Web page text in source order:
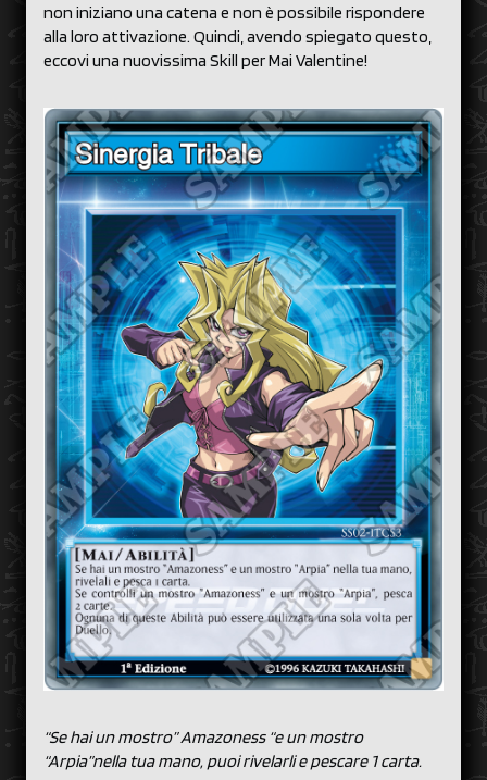
non iniziano una catena e non è possibile rispondere
alla loro attivazione. Quindi, avendo spiegato questo,
eccovi una nuovissima Skill per Mai Valentine!
“Se hai un mostro” Amazoness “e un mostro
“Arpia”nella tua mano, puoi rivelarli e pescare 1 carta.